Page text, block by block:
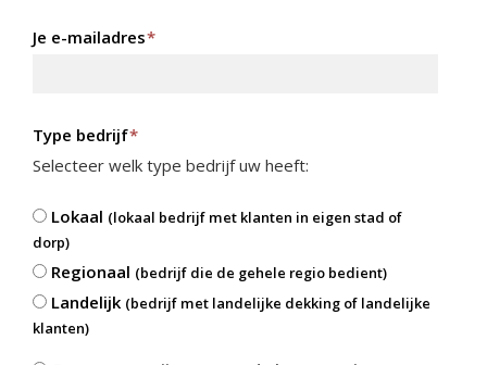
Je e-mailadres*
Type bedrijf*
Selecteer welk type bedrijf uw heeft:
Lokaal (lokaal bedrijf met klanten in eigen stad of
dorp)
Regionaal (bedrijf die de gehele regio bedient)
Landelijk (bedrijf met landelijke dekking of landelijke
klanten)